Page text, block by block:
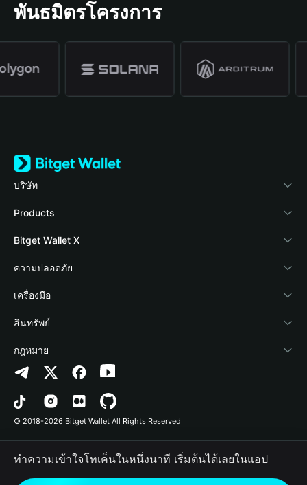
พันธมิตรโครงการ
บริษัท
เกี่ยวกับ Bitget Wallet
Blog
Academy
ข่าวสารด้านคริปโต
ศูนย์ช่วยเหลือ
ติดต่อเรา
ทรัพยากรข้อมูลของแบรนด์
อาชีพ
Products
Crypto Card
Stablecoin Earn
Payfi Crypto
Crypto Swap API
Altcoin Season Index
Prediction Markets
DApp
RWA
Bitget Wallet X
นักพัฒนา
เชื่อมต่อ Wallet
Bitget Wallet Pay
ลิสต์โปรเจกต์
ความปลอดภัย
Protection Fund
เทคโนโลยีความปลอดภัย
เครื่องมือ
ซื้อคริปโต
การตรวจจับการอนุญาต
การตรวจจับสัญญา
การโอนเป็นชุด
สินทรัพย์
Arbitrum
Avalanche
Bitcoin
Polygon
กฎหมาย
นโยบายความเป็นส่วนตัว
ข้อตกลงในการใช้บริการ
© 2018-2026 Bitget Wallet All Rights Reserved
ทำความเข้าใจโทเค็นในหนึ่งนาที เริ่มต้นได้เลยในแอป